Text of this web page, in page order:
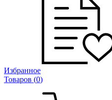
Избранное
Товаров (0)